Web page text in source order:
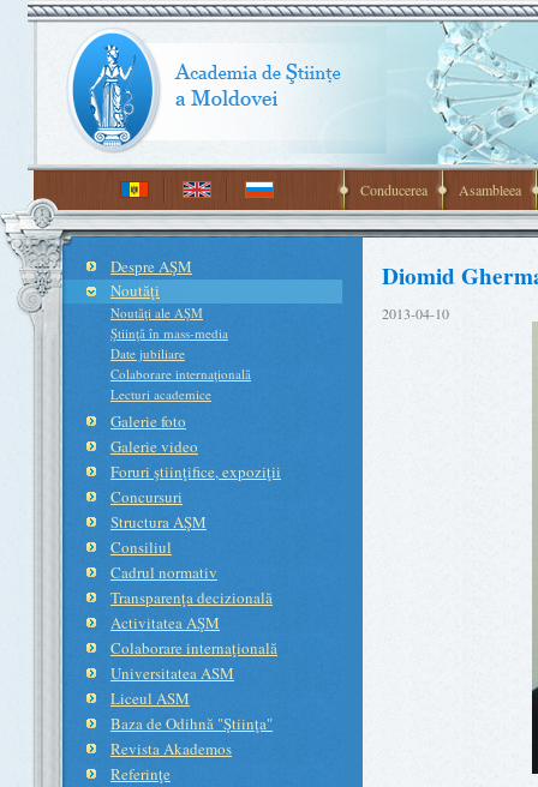
Conducerea Asambleea
Despre AŞM
Noutăţi
Noutăţi ale AŞM
Ştiinţă în mass-media
Date jubiliare
Colaborare internaţională
Lecturi academice
Galerie foto
Galerie video
Foruri ştiinţifice, expoziţii
Concursuri
Structura AŞM
Consiliul
Cadrul normativ
Transparenţa decizională
Activitatea AŞM
Colaborare internaţională
Universitatea ASM
Liceul ASM
Baza de Odihnă "Ştiinţa"
Revista Akademos
Referinţe
Diomid
2013-04-10